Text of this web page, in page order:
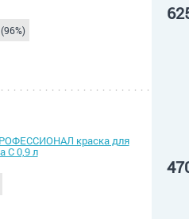
краска для
С 0,9 л